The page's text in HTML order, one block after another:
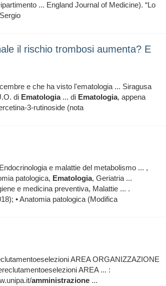
... England Journal of Medicine). “Lo
il rischio trombosi aumenta? E
e che ha visto l'ematologia ... Siragusa
di Ematologia... di Ematologia, appena
3-rutinoside (nota
e malattie del metabolismo ... ,
patologica, Ematologia, Geriatria ...
e medicina preventiva, Malattie ... .
• Anatomia patologica (Modifica
AREA ORGANIZZAZIONE
AREA ... :
amministrazione ...